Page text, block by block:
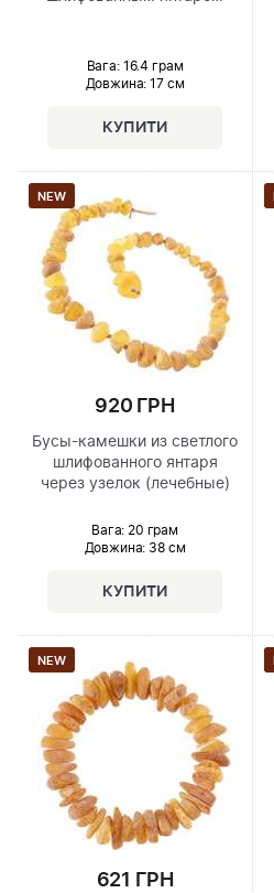
Вага: 16.4 грам
Довжина: 17 см
NEW
920 ГРН
Бусы-камешки из светлого
шлифованного янтаря
через узелок (лечебные)
Вага: 20 грам
Довжина: 38 см
NEW
621 ГРН